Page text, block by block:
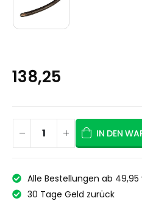
138,25
IN DEN
Alle Bestellungen ab 49,95
30 Tage Geld zurück